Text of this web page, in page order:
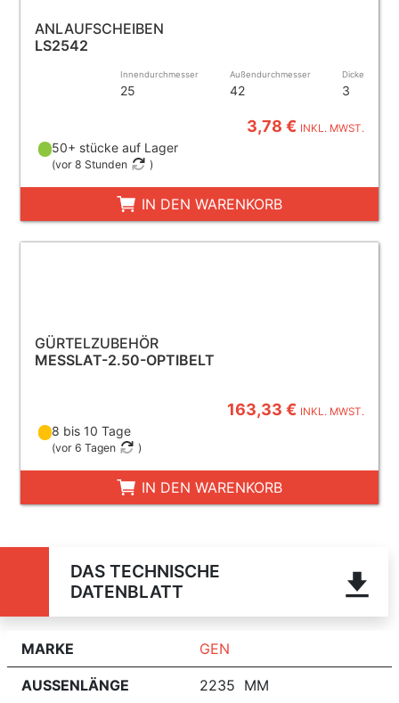
ANLAUFSCHEIBEN
LS2542
Innendurchmesser
25
Außendurchmesser
42
Dicke
3
3,78 € INKL. MWST.
50+ stücke auf Lager
(vor 8 Stunden )
IN DEN WARENKORB
GÜRTELZUBEHÖR
MESSLAT-2.50-OPTIBELT
163,33 € INKL. MWST.
8 bis 10 Tage
(vor 6 Tagen )
IN DEN WARENKORB
DAS TECHNISCHE
DATENBLATT
MARKE GEN
AUSSENLÄNGE 2235 MM